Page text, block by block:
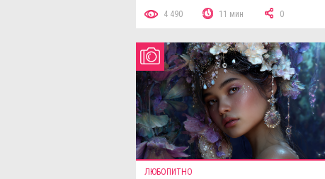
4 490 11 мин 0
ЛЮБОПИТНО